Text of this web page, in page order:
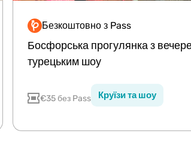
Безкоштовно з Pass
Босфорська прогулянка з
турецьким шоу
€35 без Pass Круїзи та шоу